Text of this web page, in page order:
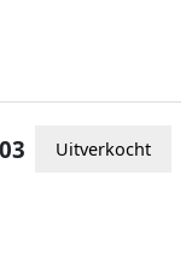
Uitverkocht